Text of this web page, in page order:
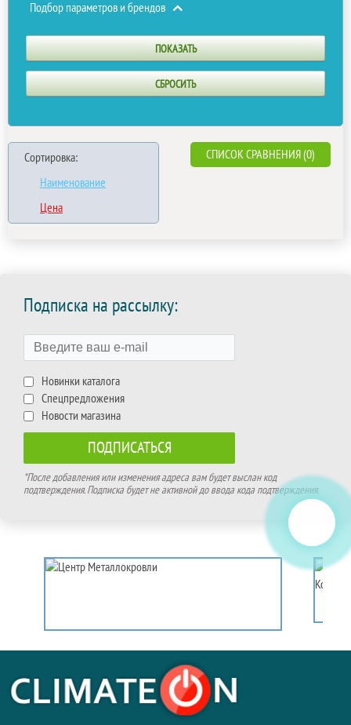
Подбор параметров и брендов
Сортировка:
Наименование
Цена
СПИСОК СРАВНЕНИЯ (0)
Подписка на рассылку:
Новинки каталога
Спецпредложения
Новости магазина
*После добавления или изменения адреса вам будет выслан код
подтверждения. Подписка будет не активной до ввода кода подтверждения.